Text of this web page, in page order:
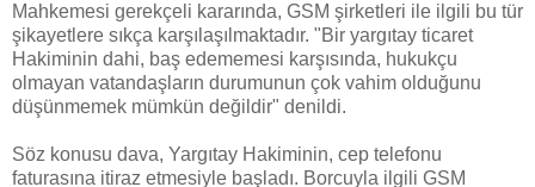
Mahkemesi gerekçeli kararında, GSM şirketleri ile ilgili bu tür
şikayetlere sıkça karşılaşılmaktadır. "Bir yargıtay ticaret
Hakiminin dahi, baş edememesi karşısında, hukukçu
olmayan vatandaşların durumunun çok vahim olduğunu
düşünmemek mümkün değildir" denildi.
Söz konusu dava, Yargıtay Hakiminin, cep telefonu
faturasına itiraz etmesiyle başladı. Borcuyla ilgili GSM